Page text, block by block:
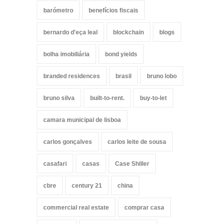
barómetro benefícios fiscais
bernardo d'eça leal blockchain blogs
bolha imobiliária bond yields
branded residences brasil bruno lobo
bruno silva built-to-rent. buy-to-let
camara municipal de lisboa
carlos gonçalves carlos leite de sousa
casafari casas Case Shiller
cbre century 21 china
commercial real estate comprar casa